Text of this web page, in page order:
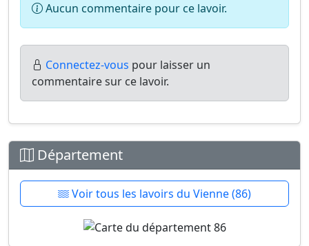
Aucun commentaire pour ce lavoir.
Connectez-vous pour laisser un
commentaire sur ce lavoir.
Département
Voir tous les lavoirs du Vienne (86)